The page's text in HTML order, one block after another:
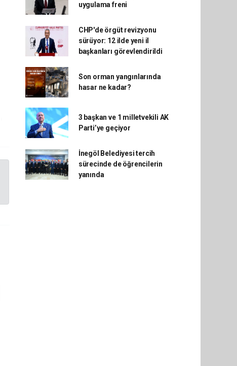
uygulama freni
CHP'de örgüt revizyonu
sürüyor: 12 ilde yeni il
başkanları görevlendirildi
Son orman yangınlarında
hasar ne kadar?
3 başkan ve 1 milletvekili AK
Parti’ye geçiyor
İnegöl Belediyesi tercih
sürecinde de öğrencilerin
yanında